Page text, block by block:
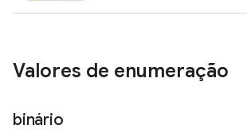
Valores de enumeração
binário